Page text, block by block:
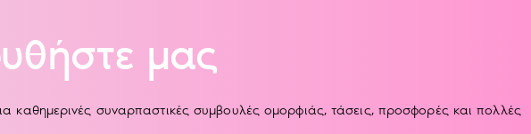
μας
καθημερινές συναρπαστικές συμβουλές ομορφιάς, τάσεις, προσφορές και πολλές